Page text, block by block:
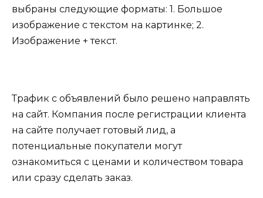
выбраны следующие форматы: 1. Большое
изображение с текстом на картинке; 2.
Изображение + текст.
Трафик с объявлений было решено направлять
на сайт. Компания после регистрации клиента
на сайте получает готовый лид, а
потенциальные покупатели могут
ознакомиться с ценами и количеством товара
или сразу сделать заказ.